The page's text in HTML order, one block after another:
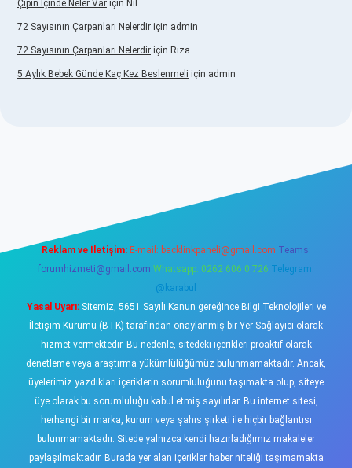
Çipin Içinde Neler Var için Nil
72 Sayısının Çarpanları Nelerdir için admin
72 Sayısının Çarpanları Nelerdir için Rıza
5 Aylık Bebek Günde Kaç Kez Beslenmeli için admin
Reklam ve İletişim: E-mail: backlinkpaneli@gmail.com Teams:
forumhizmeti@gmail.com Whatsapp: 0262 606 0 726 Telegram:
@karabul
Yasal Uyarı:Sitemiz, 5651 Sayılı Kanun gereğince Bilgi Teknolojileri ve
İletişim Kurumu (BTK) tarafından onaylanmış bir Yer Sağlayıcı olarak
hizmet vermektedir. Bu nedenle, sitedeki içerikleri proaktif olarak
denetleme veya araştırma yükümlülüğümüz bulunmamaktadır. Ancak,
üyelerimiz yazdıkları içeriklerin sorumluluğunu taşımakta olup, siteye
üye olarak bu sorumluluğu kabul etmiş sayılırlar. Bu internet sitesi,
herhangi bir marka, kurum veya şahıs şirketi ile hiçbir bağlantısı
bulunmamaktadır. Sitede yalnızca kendi hazırladığımız makaleler
paylaşılmaktadır. Burada yer alan içerikler haber niteliği taşımamakta